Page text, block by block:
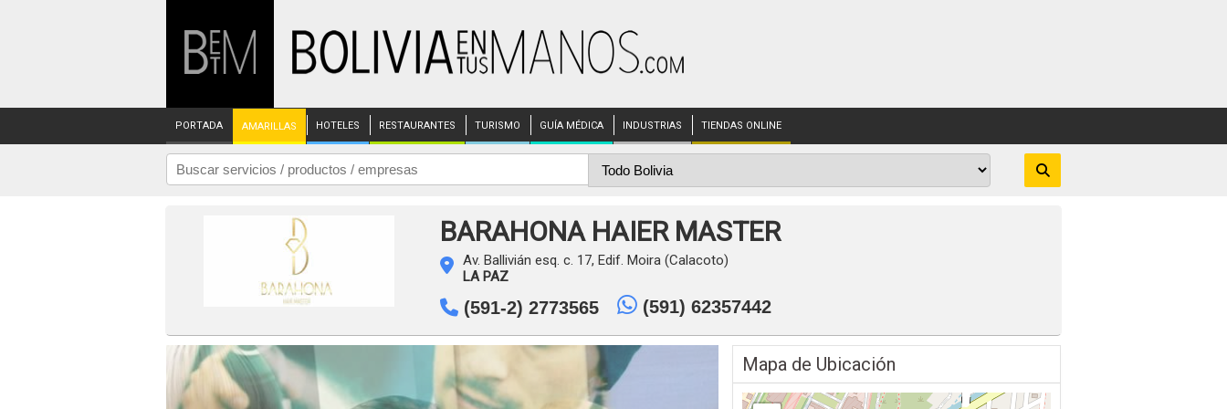
PORTADA AMARILLAS HOTELES RESTAURANTES TURISMO GUÍA MÉDICA INDUSTRIAS TIENDAS ONLINE
BARAHONA HAIER MASTER
Av. Ballivián esq. c. 17, Edif. Moira (Calacoto)
LA PAZ
(591-2) 2773565 (591) 62357442
Mapa de Ubicación